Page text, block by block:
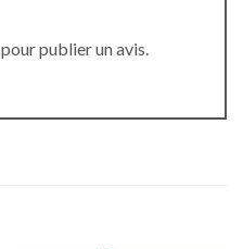
pour publier un avis.